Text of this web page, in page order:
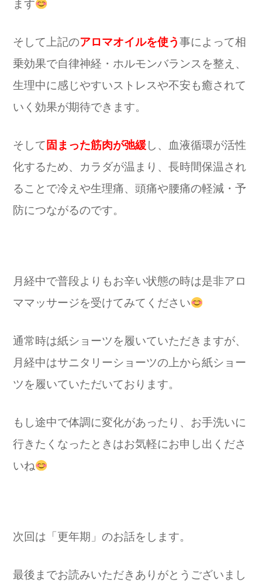
ます
そして上記のアロマオイルを使う事によって相
乗効果で自律神経・ホルモンバランスを整え、
生理中に感じやすいストレスや不安も癒されて
いく効果が期待できます。
そして 固まった筋肉が弛緩し、血液循環が活性
化するため、カラダが温まり、長時間保温され
ることで冷えや生理痛、頭痛や腰痛の軽減・予
防につながるのです。
月経中で普段よりもお辛い状態の時は是非アロ
ママッサージを受けてみてください
通常時は紙ショーツを履いていただきますが、
月経中はサニタリーショーツの上から紙ショー
ツを履いていただいております。
もし途中で体調に変化があったり、お手洗いに
行きたくなったときはお気軽にお申し出くださ
いね
次回は「更年期」のお話をします。
最後までお読みいただきありがとうございまし